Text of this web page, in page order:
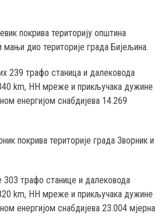
покрива територију општина
дио територије градa Бијељина.
239 трафо станица и далековода
km, НН мреже и прикључака дужине
енергијом снабдијева 14.269
покрива територије града Зворник и
303 трафо станице и далековода
km, НН мреже и прикључака дужине
енергијом снабдијева 23.004 мјерна